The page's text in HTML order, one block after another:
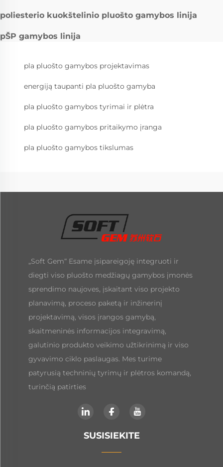
poliesterio kuokštelinio pluošto gamybos linija
pŠP gamybos linija
pla pluošto gamybos projektavimas
energiją taupanti pla pluošto gamyba
pla pluošto gamybos tyrimai ir plėtra
pla pluošto gamybos pritaikymo įranga
pla pluošto gamybos tikslumas
„Soft Gem“ Esame įsipareigoję integruoti ir
diegti viso pluošto medžiagų gamybos įmonės
sprendimo naujoves, įskaitant viso projekto
planavimą, proceso paketą ir inžinerinį
projektavimą, visos įrangos gamybą,
skaitmeninės informacijos integravimą,
galutinio produkto veikimo užtikrinimą ir viso
gyvavimo ciklo paslaugas. Mes turime
patyrusią techninių tyrimų ir plėtros komandą,
turinčią patirties
SUSISIEKITE